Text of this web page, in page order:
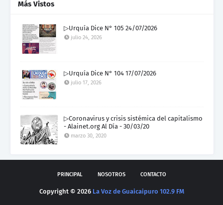
Más Vistos
▷Urquía Dice N° 105 24/07/2026
julio 24, 2026
▷Urquía Dice N° 104 17/07/2026
julio 17, 2026
▷Coronavirus y crisis sistémica del capitalismo
- Alainet.org Al Día - 30/03/20
marzo 30, 2020
PRINCIPAL NOSOTROS CONTACTO
Copyright © 2026 La Voz de Guaicaipuro 102.9 FM